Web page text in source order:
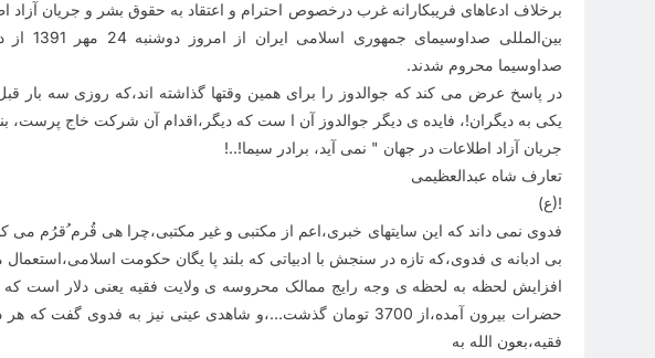
برخلاف ادعاهای فریبکارانه غرب درخصوص احترام و اعتقاد به حقوق بشر و جریان
صداوسیما محروم شدند.
در پاسخ عرض می کند که جوالدوز را برای همین وقتها گذاشته اند،که روزی سه بار
یکی به دیگران!، فایده ی دیگر جوالدوز آن ا ست که دیگر،اقدام آن شرکت خاج پرست،
جریان آزاد اطلاعات در جهان " نمی آید، برادر سیما!..!
تعارف شاه عبدالعظیمی
!(ع)
فدوی نمی داند که این سایتهای خبری،اعم از مکتبی و غیر مکتبی،چرا هی قُرم ُقرُم می
افزایش لحظه به لحظه ی وجه رایج ممالک محروسه ی ولایت فقیه یعنی دلار است
حضرات بیرون آمده،از 3700 تومان گذشت…،و شاهدی عینی نیز به
فقیه،بعون الله به